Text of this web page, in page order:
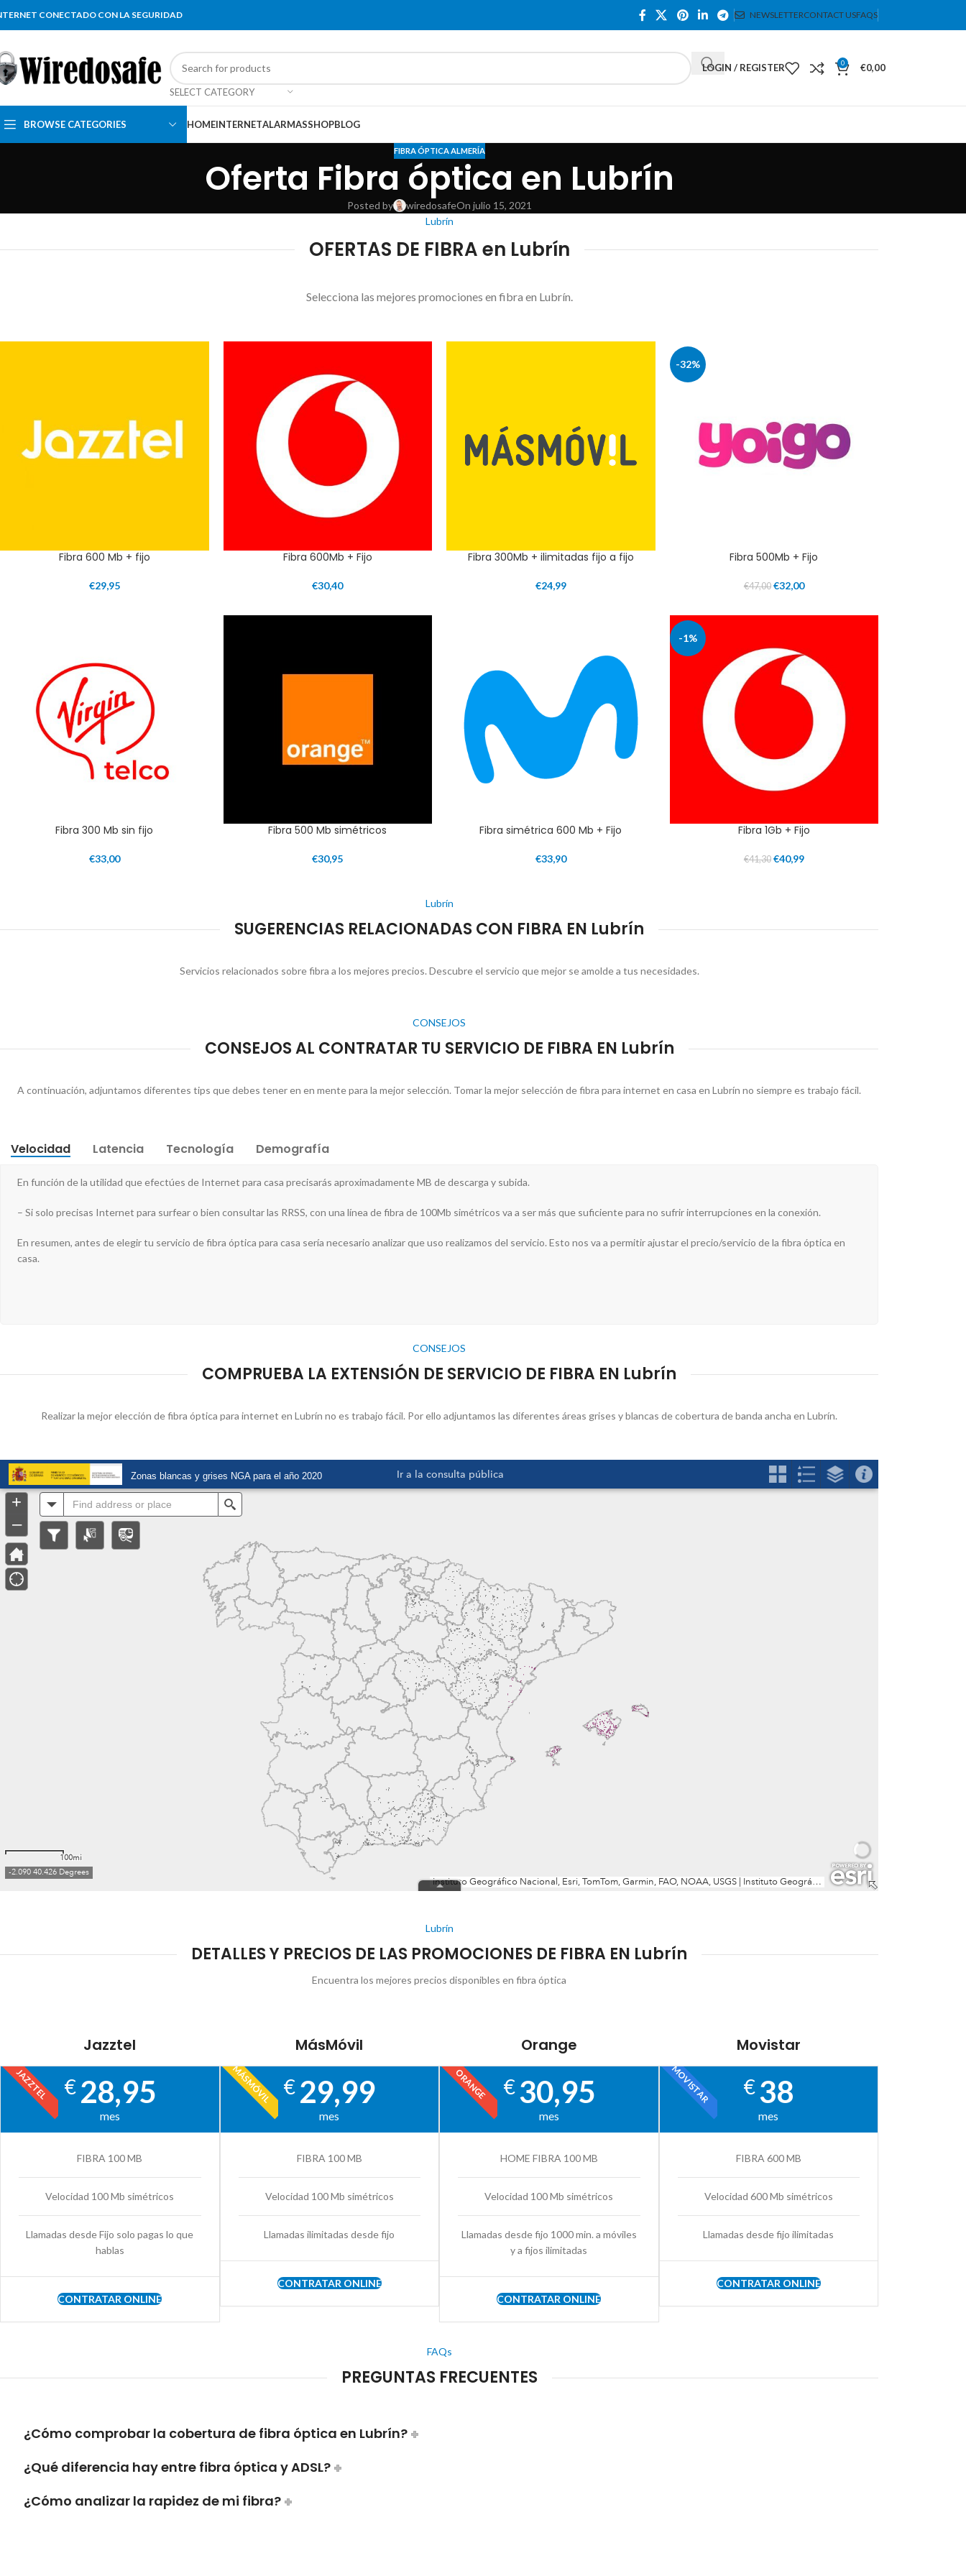
CONECTADO CON LA SEGURIDAD NEWSLETTERCONTACT USFAQS
SELECT CATEGORY
LOGIN / REGISTER 0 €0,00
BROWSE CATEGORIES HOMEINTERNETALARMASSHOPBLOG
FIBRA ÓPTICA ALMERÍA
Oferta Fibra óptica en Lubrín
Posted by wiredosafeOn julio 15, 2021
Lubrín
OFERTAS DE FIBRA en Lubrín
Selecciona las mejores promociones en fibra en Lubrín.
Fibra 600 Mb + fijo
€29,95
Fibra 600Mb + Fijo
€30,40
Fibra 300Mb + ilimitadas fijo a fijo
€24,99
-32%
Fibra 500Mb + Fijo
€47,00 €32,00
Fibra 300 Mb sin fijo
€33,00
Fibra 500 Mb simétricos
€30,95
Fibra simétrica 600 Mb + Fijo
€33,90
-1%
Fibra 1Gb + Fijo
€41,30 €40,99
Lubrín
SUGERENCIAS RELACIONADAS CON FIBRA EN Lubrín
Servicios relacionados sobre fibra a los mejores precios. Descubre el servicio que mejor se amolde a tus necesidades.
CONSEJOS
CONSEJOS AL CONTRATAR TU SERVICIO DE FIBRA EN Lubrín
A continuación, adjuntamos diferentes tips que debes tener en en mente para la mejor selección. Tomar la mejor selección de fibra para internet en casa en Lubrín no siempre es trabajo fácil.
Velocidad Latencia Tecnología Demografía
En función de la utilidad que efectúes de Internet para casa precisarás aproximadamente MB de descarga y subida.
– Si solo precisas Internet para surfear o bien consultar las RRSS, con una línea de fibra de 100Mb simétricos va a ser más que suficiente para no sufrir interrupciones en la conexión.
En resumen, antes de elegir tu servicio de fibra óptica para casa sería necesario analizar que uso realizamos del servicio. Esto nos va a permitir ajustar el precio/servicio de la fibra óptica en
casa.
CONSEJOS
COMPRUEBA LA EXTENSIÓN DE SERVICIO DE FIBRA EN Lubrín
Realizar la mejor elección de fibra óptica para internet en Lubrín no es trabajo fácil. Por ello adjuntamos las diferentes áreas grises y blancas de cobertura de banda ancha en Lubrín.
Lubrín
DETALLES Y PRECIOS DE LAS PROMOCIONES DE FIBRA EN Lubrín
Encuentra los mejores precios disponibles en fibra óptica
Jazztel
JAZZTEL € 28,95
mes
FIBRA 100 MB
Velocidad 100 Mb simétricos
Llamadas desde Fijo solo pagas lo que
hablas
CONTRATAR ONLINE
MásMóvil
MÁSMÓVIL € 29,99
mes
FIBRA 100 MB
Velocidad 100 Mb simétricos
Llamadas ilimitadas desde fijo
CONTRATAR ONLINE
Orange
ORANGE €30,95
mes
HOME FIBRA 100 MB
Velocidad 100 Mb simétricos
Llamadas desde fijo 1000 min. a móviles
y a fijos ilimitadas
CONTRATAR ONLINE
Movistar
MOVISTAR €38
mes
FIBRA 600 MB
Velocidad 600 Mb simétricos
Llamadas desde fijo ilimitadas
CONTRATAR ONLINE
FAQs
PREGUNTAS FRECUENTES
¿Cómo comprobar la cobertura de fibra óptica en Lubrín?
¿Qué diferencia hay entre fibra óptica y ADSL?
¿Cómo analizar la rapidez de mi fibra?